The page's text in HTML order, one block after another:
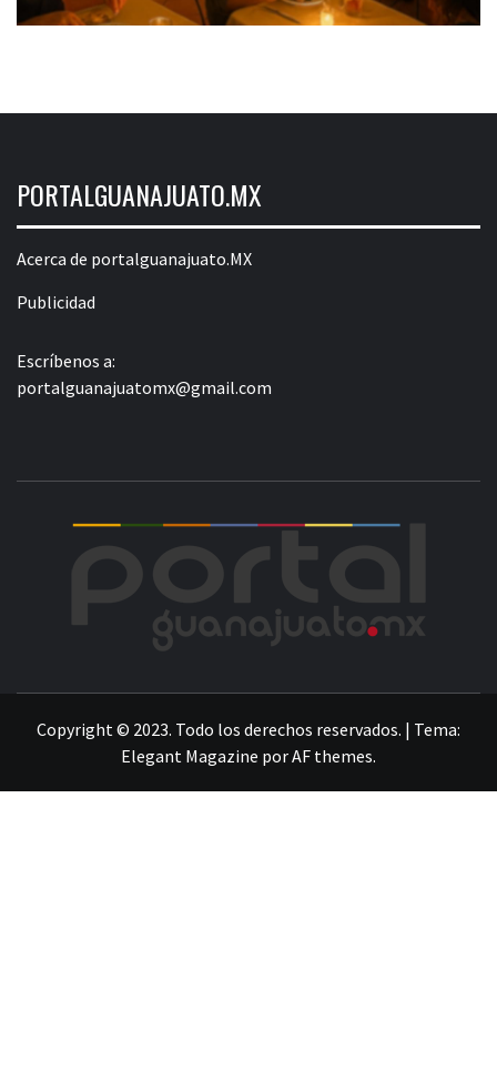
PORTALGUANAJUATO.MX
Acerca de portalguanajuato.MX
Publicidad
Escríbenos a:
portalguanajuatomx@gmail.com
Copyright © 2023. Todo los derechos reservados. | Tema:
Elegant Magazine porAF themes.